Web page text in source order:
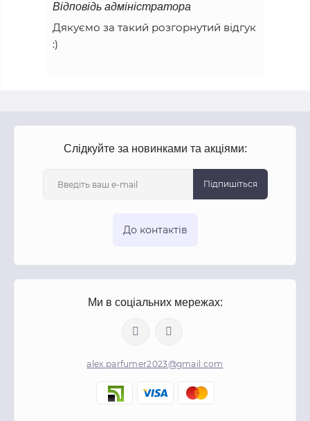
Відповідь адміністратора
Дякуємо за такий розгорнутий відгук
:)
Слідкуйте за новинками та акціями:
Підпишіться
До контактів
Ми в соціальних мережах:
alex.parfumer2023@gmail.com